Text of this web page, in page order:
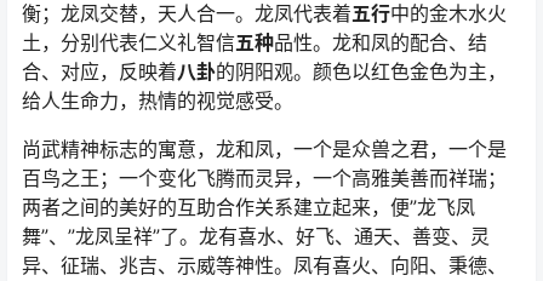
衡；龙凤交替，天人合一。龙凤代表着五行中的金木水火
土，分别代表仁义礼智信五种品性。龙和凤的配合、结
合、对应，反映着八卦的阴阳观。颜色以红色金色为主，
给人生命力，热情的视觉感受。
尚武精神标志的寓意，龙和凤，一个是众兽之君，一个是
百鸟之王；一个变化飞腾而灵异，一个高雅美善而祥瑞；
两者之间的美好的互助合作关系建立起来，便”龙飞凤
舞”、”龙凤呈祥”了。龙有喜水、好飞、通天、善变、灵
异、征瑞、兆吉、示威等神性。凤有喜火、向阳、秉德、